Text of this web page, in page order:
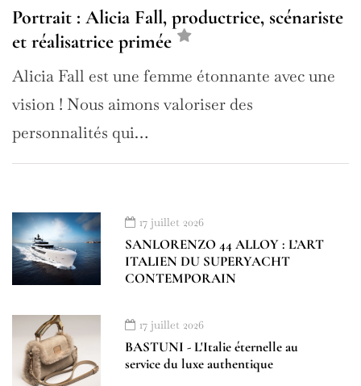
Portrait : Alicia Fall, productrice, scénariste
et réalisatrice primée
Alicia Fall est une femme étonnante avec une
vision ! Nous aimons valoriser des
personnalités qui…
17 juillet 2026
SANLORENZO 44 ALLOY : L’ART
ITALIEN DU SUPERYACHT
CONTEMPORAIN
17 juillet 2026
BASTUNI - L'Italie éternelle au
service du luxe authentique